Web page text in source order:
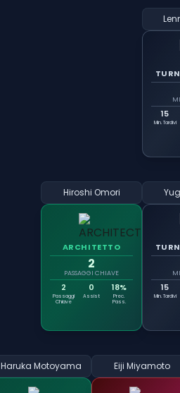
15
Min. Tardivi
Hiroshi Omori
ARCHITETTO
2
PASSAGGI CHIAVE
2
Passaggi
Chiave
0
Assist
18%
Prec.
Pass.
15
Min. Tardivi
Haruka Motoyama Eiji Miyamoto